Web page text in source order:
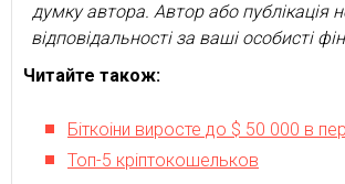
думку автора. Автор або публікація
відповідальності за ваші особисті
Читайте також:
Біткоіни виросте до $ 50 000 в
Топ-5 кріптокошельков